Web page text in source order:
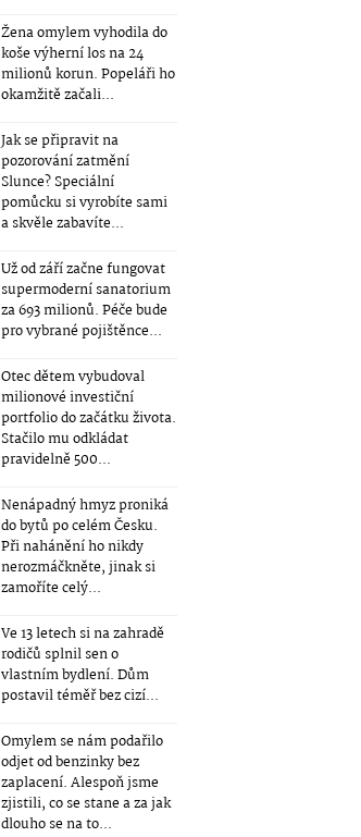
Žena omylem vyhodila do
koše výherní los na 24
milionů korun. Popeláři ho
okamžitě začali...
Jak se připravit na
pozorování zatmění
Slunce? Speciální
pomůcku si vyrobíte sami
a skvěle zabavíte...
Už od září začne fungovat
supermoderní sanatorium
za 693 milionů. Péče bude
pro vybrané pojištěnce...
Otec dětem vybudoval
milionové investiční
portfolio do začátku života.
Stačilo mu odkládat
pravidelně 500...
Nenápadný hmyz proniká
do bytů po celém Česku.
Při nahánění ho nikdy
nerozmáčkněte, jinak si
zamoříte celý...
Ve 13 letech si na zahradě
rodičů splnil sen o
vlastním bydlení. Dům
postavil téměř bez cizí...
Omylem se nám podařilo
odjet od benzinky bez
zaplacení. Alespoň jsme
zjistili, co se stane a za jak
dlouho se na to...